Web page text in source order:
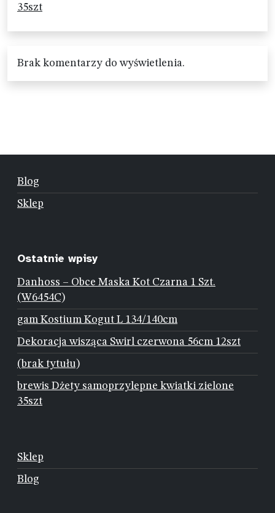
35szt
Brak komentarzy do wyświetlenia.
Blog
Sklep
Ostatnie wpisy
Danhoss – Obce Maska Kot Czarna 1 Szt.
(W6454C)
gam Kostium Kogut L 134/140cm
Dekoracja wisząca Swirl czerwona 56cm 12szt
(brak tytułu)
brewis Dżety samoprzylepne kwiatki zielone
35szt
Sklep
Blog